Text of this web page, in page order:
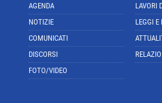
AGENDA
NOTIZIE
COMUNICATI
DISCORSI
FOTO/VIDEO
LAVORI
LEGGI E